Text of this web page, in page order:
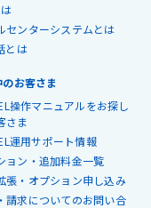
センターシステムとは
とは
お客さま
操作マニュアルをお探し
さま
運用サポート情報
ョン・追加料金一覧
張・オプション申し込み
請求についてのお問い合